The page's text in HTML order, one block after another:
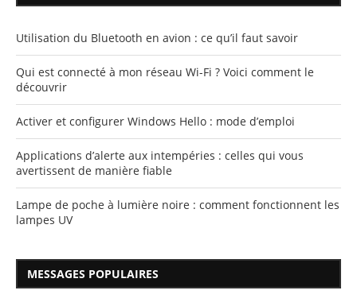
Utilisation du Bluetooth en avion : ce qu’il faut savoir
Qui est connecté à mon réseau Wi-Fi ? Voici comment le
découvrir
Activer et configurer Windows Hello : mode d’emploi
Applications d’alerte aux intempéries : celles qui vous
avertissent de manière fiable
Lampe de poche à lumière noire : comment fonctionnent les
lampes UV
MESSAGES POPULAIRES